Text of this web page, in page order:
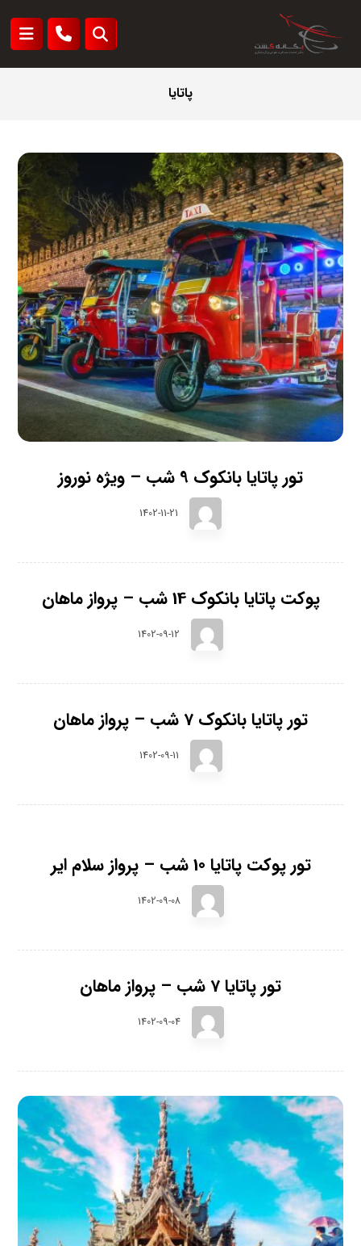
پاتایا
تور پاتایا بانکوک 9 شب – ویژه نوروز
1402-11-21
پوکت پاتایا بانکوک 14 شب – پرواز ماهان
1402-09-12
تور پاتایا بانکوک 7 شب – پرواز ماهان
1402-09-11
تور پوکت پاتایا 10 شب – پرواز سلام ایر
1402-09-08
تور پاتایا 7 شب – پرواز ماهان
1402-09-04